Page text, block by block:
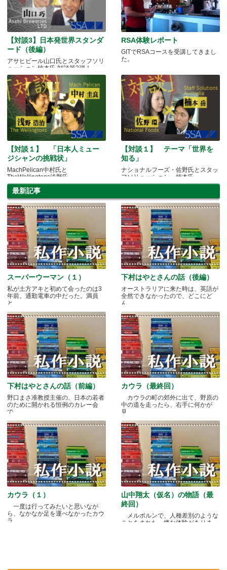
【対談3】日本発世界スタンダ
ード（後編）
アサヒビール山口氏とスタッフソリ
ューション楠本氏 対談第2弾！
RSA体験レポート
GITでRSAコースを受講してきまし
た。
【対談１】 「日本人ミュー
ジシャンの挑戦状」
MachPelican中村氏と
TheWellingtons浅野氏
【対談１】 テーマ「世界を
知る」
ナショナルフーズ・佐野氏とスタッ
フソリューション・楠本氏
最新記事
スーパーウーマン（１）
私が土方アキと初めて会ったのは3
年前。通勤電車の中だった。満員
と.....
下村はやとさんの話（後編）
オーストラリアに来た時は、英語が
全然できなかったので、どこにど
ん.....
下村はやとさんの話（前編）
野口まさ准教授主催の、日本の若者
のために開かれる恒例のカレー会
で.....
カウラ（最終回）
カウラの町の郊外に出て、野原の
中の道を走ったら、右手に何かが
見.....
カウラ（１）
一度は行ってみたいと思いなが
ら、なかなか足を運べなかったカウ
ラ.....
山中翔太（仮名）の物語（最
終回）
メルボルンで、人種差別のような
ことをされた、嫌な体験がありま